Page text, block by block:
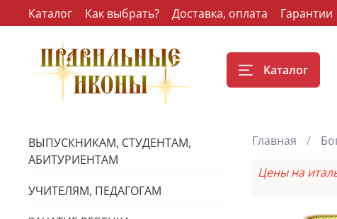
Каталог Как выбрать? Доставка, оплата Гарантии
Каталог
Главная
Цены на
ВЫПУСКНИКАМ, СТУДЕНТАМ,
АБИТУРИЕНТАМ
УЧИТЕЛЯМ, ПЕДАГОГАМ